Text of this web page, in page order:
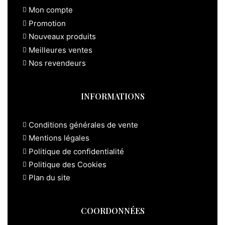
Mon compte
Promotion
Nouveaux produits
Meilleures ventes
Nos revendeurs
INFORMATIONS
Conditions générales de vente
Mentions légales
Politique de confidentialité
Politique des Cookies
Plan du site
COORDONNÉES